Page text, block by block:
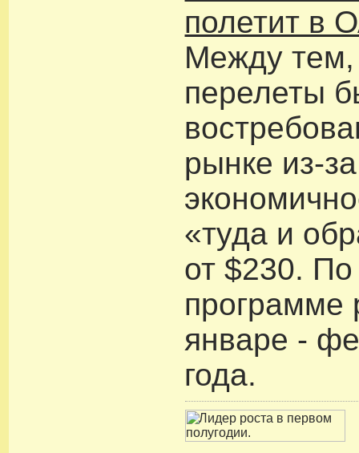
полетит в
Между тем,
перелеты
рынке из-
«туда и
от $230.
программе
январе -
года.